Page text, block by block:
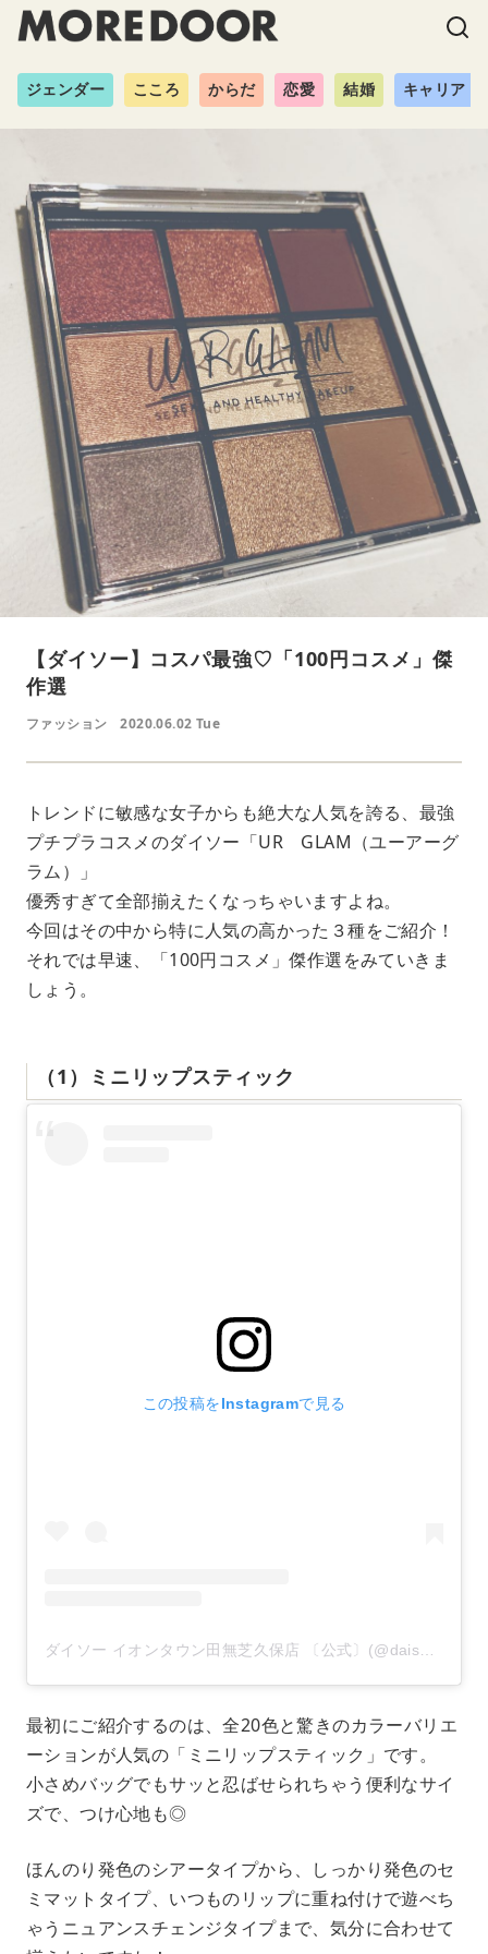
ジェンダー こころ からだ 恋愛 結婚 キャリア
【ダイソー】コスパ最強♡「100円コスメ」傑
作選
ファッション 2020.06.02 Tue
トレンドに敏感な女子からも絶大な人気を誇る、最強
プチプラコスメのダイソー「UR GLAM（ユーアーグ
ラム）」
優秀すぎて全部揃えたくなっちゃいますよね。
今回はその中から特に人気の高かった３種をご紹介！
それでは早速、「100円コスメ」傑作選をみていきま
しょう。
（1）ミニリップスティック
この投稿をInstagramで見る
ダイソー イオンタウン田無芝久保店 〔公式〕(@daiso_tanashishibakubo)がシェアした投稿
最初にご紹介するのは、全20色と驚きのカラーバリエ
ーションが人気の「ミニリップスティック」です。
小さめバッグでもサッと忍ばせられちゃう便利なサイ
ズで、つけ心地も◎
ほんのり発色のシアータイプから、しっかり発色のセ
ミマットタイプ、いつものリップに重ね付けで遊べち
ゃうニュアンスチェンジタイプまで、気分に合わせて